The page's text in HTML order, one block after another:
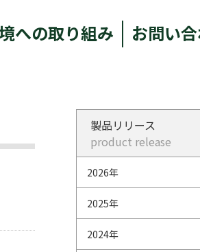
への取り組み お問い
製品リリース
product release
2026年
2025年
2024年